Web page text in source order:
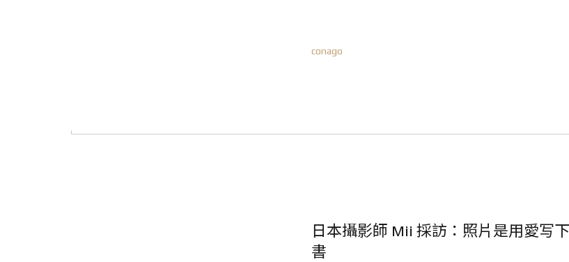
conago
日本攝影師 Mii 採訪：照片是用愛写
書